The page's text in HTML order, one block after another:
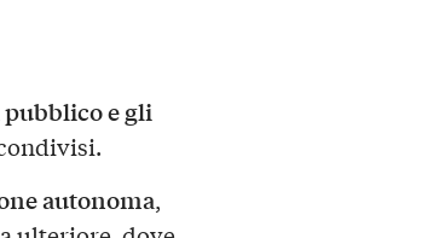
e gli
autonoma,